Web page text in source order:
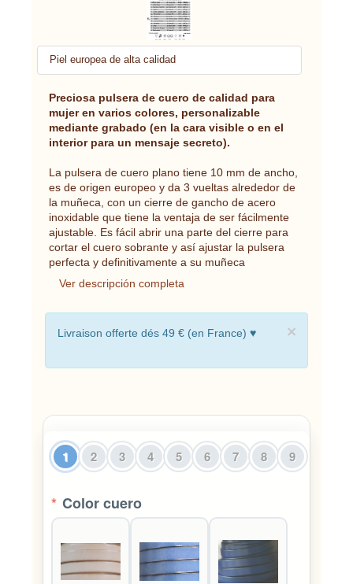
Piel europea de alta calidad
Preciosa pulsera de cuero de calidad para
mujer en varios colores, personalizable
mediante grabado (en la cara visible o en el
interior para un mensaje secreto).
La pulsera de cuero plano tiene 10 mm de ancho,
es de origen europeo y da 3 vueltas alrededor de
la muñeca, con un cierre de gancho de acero
inoxidable que tiene la ventaja de ser fácilmente
ajustable. Es fácil abrir una parte del cierre para
cortar el cuero sobrante y así ajustar la pulsera
perfecta y definitivamente a su muñeca
Ver descripción completa
×
Livraison offerte dés 49 € (en France) ♥
1 2 3 4 5 6 7 8 9
* Color cuero